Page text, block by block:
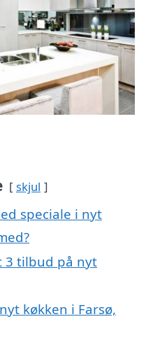
skjul
speciale i nyt
3 tilbud på nyt
køkken i Farsø,